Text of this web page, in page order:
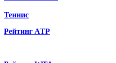
Теннис
Рейтинг ATP